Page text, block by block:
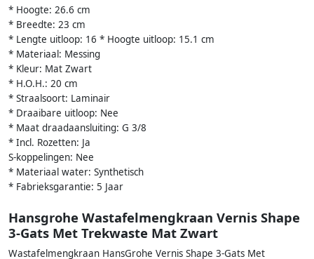
* Hoogte: 26.6 cm
* Breedte: 23 cm
* Lengte uitloop: 16 * Hoogte uitloop: 15.1 cm
* Materiaal: Messing
* Kleur: Mat Zwart
* H.O.H.: 20 cm
* Straalsoort: Laminair
* Draaibare uitloop: Nee
* Maat draadaansluiting: G 3/8
* Incl. Rozetten: Ja
S-koppelingen: Nee
* Materiaal water: Synthetisch
* Fabrieksgarantie: 5 Jaar
Hansgrohe Wastafelmengkraan Vernis Shape
3-Gats Met Trekwaste Mat Zwart
Wastafelmengkraan HansGrohe Vernis Shape 3-Gats Met